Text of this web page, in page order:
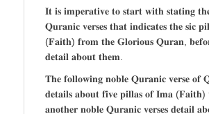
𝐈𝐭 𝐢𝐬 𝐢𝐦𝐩𝐞𝐫𝐚𝐭𝐢𝐯𝐞 𝐭𝐨 𝐬𝐭𝐚𝐫𝐭 𝐰𝐢𝐭𝐡 𝐬𝐭𝐚𝐭𝐢𝐧𝐠
𝐐𝐮𝐫𝐚𝐧𝐢𝐜 𝐯𝐞𝐫𝐬𝐞𝐬 𝐭𝐡𝐚𝐭 𝐢𝐧𝐝𝐢𝐜𝐚𝐭𝐞𝐬 𝐭𝐡𝐞 𝐬𝐢𝐜
(𝐅𝐚𝐢𝐭𝐡) 𝐟𝐫𝐨𝐦 𝐭𝐡𝐞 𝐆𝐥𝐨𝐫𝐢𝐨𝐮𝐬 𝐐𝐮𝐫𝐚𝐧,
𝐝𝐞𝐭𝐚𝐢𝐥 𝐚𝐛𝐨𝐮𝐭 𝐭𝐡𝐞𝐦.
𝐓𝐡𝐞 𝐟𝐨𝐥𝐥𝐨𝐰𝐢𝐧𝐠 𝐧𝐨𝐛𝐥𝐞 𝐐𝐮𝐫𝐚𝐧𝐢𝐜 𝐯𝐞𝐫𝐬𝐞
𝐝𝐞𝐭𝐚𝐢𝐥𝐬 𝐚𝐛𝐨𝐮𝐭 𝐟𝐢𝐯𝐞 𝐩𝐢𝐥𝐥𝐚𝐬 𝐨𝐟 𝐈𝐦𝐚
𝐚𝐧𝐨𝐭𝐡𝐞𝐫 𝐧𝐨𝐛𝐥𝐞 𝐐𝐮𝐫𝐚𝐧𝐢𝐜 𝐯𝐞𝐫𝐬𝐞𝐬 𝐝𝐞𝐭𝐚𝐢𝐥